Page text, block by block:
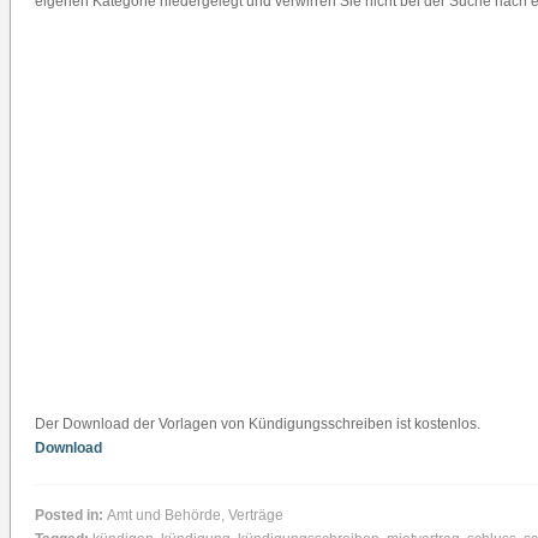
Der Download der Vorlagen von Kündigungsschreiben ist kostenlos.
Download
Posted in: Amt und Behörde, Verträge